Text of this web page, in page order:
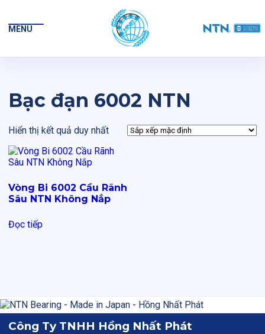
MENU
Bạc đạn 6002 NTN
Hiển thị kết quả duy nhất
Vòng Bi 6002 Cầu Rãnh
Sâu NTN Không Nắp
Đọc tiếp
Công Ty TNHH Hồng Nhất Phát